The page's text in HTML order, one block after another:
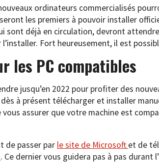
ordinateurs commercialisés
les premiers à pouvoir installer
sont déjà en circulation, devront
Fort heureusement, il est
les PC compatibles
jusqu’en 2022 pour profiter des
à présent télécharger et installer
assurer que votre machine est
de passer par le site de Microsoftet de
. Ce dernier vous guidera pas à pas durant